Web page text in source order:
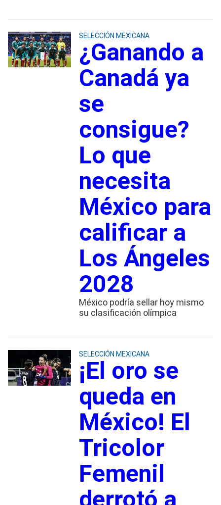
SELECCIÓN MEXICANA
¿Ganando a
Canadá ya
se
consigue?
Lo que
necesita
México para
calificar a
Los Ángeles
2028
México podría sellar hoy mismo
su clasificación olímpica
SELECCIÓN MEXICANA
¡El oro se
queda en
México! El
Tricolor
Femenil
derrotó a